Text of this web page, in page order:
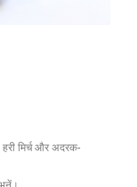
मिर्च और अदरक-